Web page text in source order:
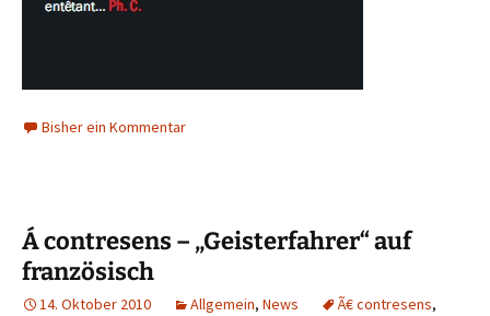
Bisher ein Kommentar
Á contresens – „Geisterfahrer“ auf
französisch
14. Oktober 2010 Allgemein, News Ã€ contresens,